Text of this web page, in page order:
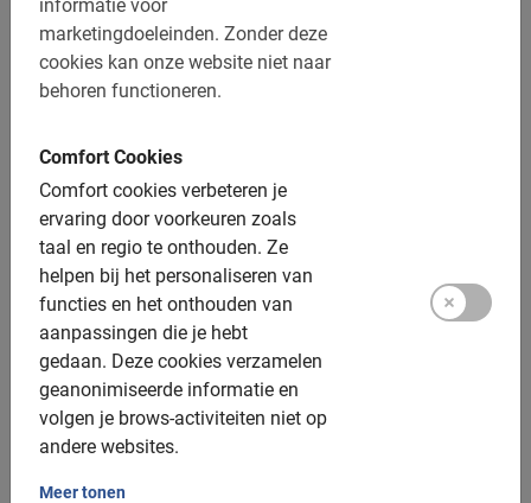
informatie voor
marketingdoeleinden. Zonder deze
cookies kan onze website niet naar
behoren functioneren.
Comfort Cookies
Comfort cookies verbeteren je
ervaring door voorkeuren zoals
taal en regio te onthouden. Ze
helpen bij het personaliseren van
functies en het onthouden van
aanpassingen die je hebt
gedaan. Deze cookies verzamelen
geanonimiseerde informatie en
volgen je brows-activiteiten niet op
andere websites.
Meer tonen
Extra opties:
Kinderfietsen: 20, 22 of 24 inch (v.a. ongeveer 6 jaar)
Tandems: nee
Elektrische fiets: Ja, €15,- vooraf reserveren
Helmen: Beschikbaar
Groepsgrootte:
Boekbaar voor groepen van: 2 tot 200 deelnemers
Gemiddelde groepsgrootte: 8 deelnemers
Minimum aantal: 5 deelnemers
Per 15 deelnemers wordt een extra gids ingezet